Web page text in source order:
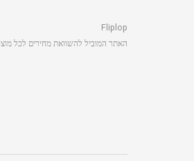
Fliplop
האתר המוביל להשוואת מחירים לכל